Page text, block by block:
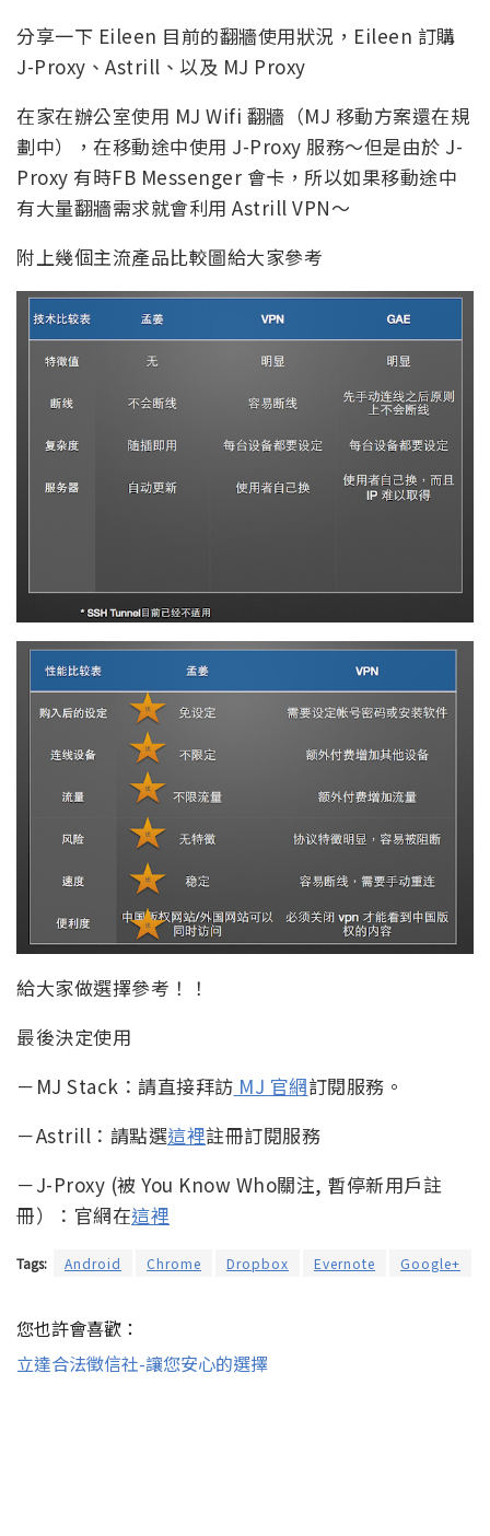
分享一下 Eileen 目前的翻牆使用狀況，Eileen 訂購
J-Proxy、Astrill、以及 MJ Proxy
在家在辦公室使用 MJ Wifi 翻牆（MJ 移動方案還在規
劃中），在移動途中使用 J-Proxy 服務～但是由於 J-
Proxy 有時FB Messenger 會卡，所以如果移動途中
有大量翻牆需求就會利用 Astrill VPN～
附上幾個主流產品比較圖給大家參考
給大家做選擇參考！！
最後決定使用
－MJ Stack：請直接拜訪 MJ 官網訂閱服務。
－Astrill：請點選這裡註冊訂閱服務
－J-Proxy (被 You Know Who關注, 暫停新用戶註
冊）：官網在這裡
Tags: Android Chrome Dropbox Evernote Google+
您也許會喜歡：
立達合法徵信社-讓您安心的選擇